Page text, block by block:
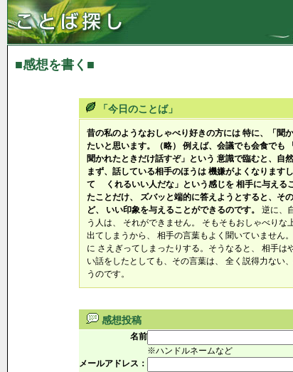
■感想を書く■
「今日のことば」
昔の私のようなおしゃべり好きの方には 特に、「聞
たいと思います。（略） 例えば、会議でも会食で
聞かれたときだけ話すぞ」という 意識で臨むと、自
まず、話している相手のほうは 機嫌がよくなります
て くれるいい人だな」という感じを 相手に与える
たことだけ、 ズバッと端的に答えようとすると、そ
ど、 いい印象を与えることができるのです。
逆に、
う人は、 それができません。 そもそもおしゃべりな
出てしまうから、 相手の言葉もよく聞いていません
に さえぎってしまったりする。そうなると、 相手は
い話をしたとしても、その言葉は、 全く説得力ない
うのです。
感想投稿
名前
※ハンドルネームなど
メールアドレス：